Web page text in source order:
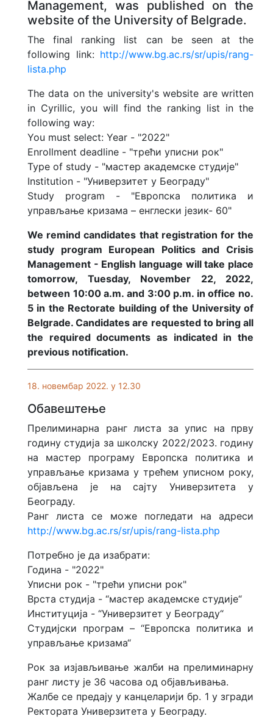
Management, was published on the
website of the University of Belgrade.
The final ranking list can be seen at the
following link: http://www.bg.ac.rs/sr/upis/rang-
lista.php
The data on the university's website are written
in Cyrillic, you will find the ranking list in the
following way:
You must select: Year - "2022"
Enrollment deadline - "трећи уписни рок"
Type of study - "мастер академске студије"
Institution - "Универзитет у Београду"
Study program - "Европска политика и
управљање кризама – енглески језик- 60"
We remind candidates that registration for the
study program European Politics and Crisis
Management - English language will take place
tomorrow, Tuesday, November 22, 2022,
between 10:00 a.m. and 3:00 p.m. in office no.
5 in the Rectorate building of the University of
Belgrade. Candidates are requested to bring all
the required documents as indicated in the
previous notification.
18. новембар 2022. у 12.30
Обавештење
Прелиминарна ранг листа за упис на прву
годину студија за школску 2022/2023. годину
на мастер програму Европска политика и
управљање кризама у трећем уписном року,
објављена је на сајту Универзитета у
Београду.
Ранг листa се може погледати на адреси
http://www.bg.ac.rs/sr/upis/rang-lista.php
Потребно је да изабрати:
Година - "2022"
Уписни рок - "трећи уписни рок"
Врста студија - “мастер академске студије“
Институција - “Универзитет у Београду“
Студијски програм – “Европска политика и
управљање кризама“
Рок за изјављивање жалби на прелиминарну
ранг листу је 36 часова од објављивања.
Жалбе се предају у канцеларији бр. 1 у згради
Ректората Универзитета у Београду.